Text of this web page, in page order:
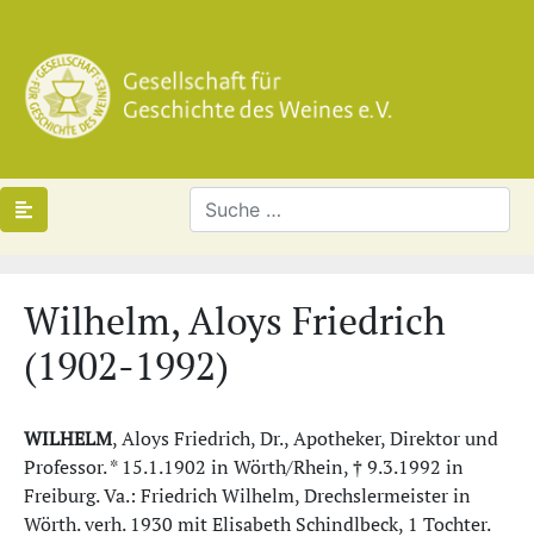
Wilhelm, Aloys Friedrich
(1902-1992)
WILHELM, Aloys Friedrich, Dr., Apotheker, Direktor und
Professor. * 15.1.1902 in Wörth/Rhein, † 9.3.1992 in
Freiburg. Va.: Friedrich Wilhelm, Drechslermeister in
Wörth. verh. 1930 mit Elisabeth Schindlbeck, 1 Tochter.